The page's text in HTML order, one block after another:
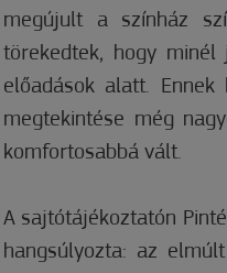
megújult a színház
törekedtek, hogy minél
előadások alatt. Ennek
megtekintése még
komfortosabbá vált.
A sajtótájékoztatón
hangsúlyozta: az